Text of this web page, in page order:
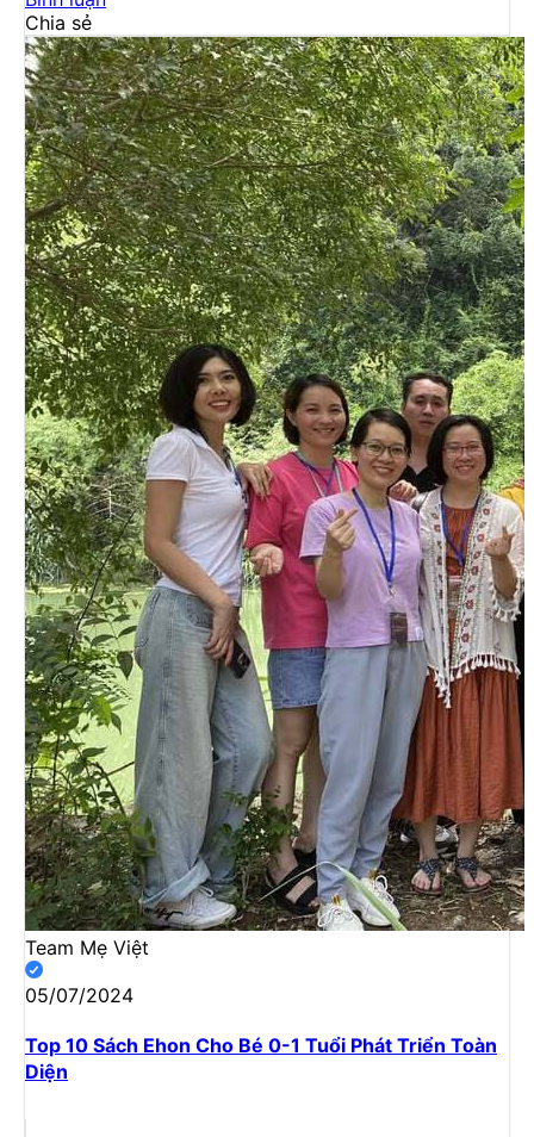
Chia sẻ
Team Mẹ Việt
05/07/2024
Top 10 Sách Ehon Cho Bé 0-1 Tuổi Phát Triển Toàn
Diện